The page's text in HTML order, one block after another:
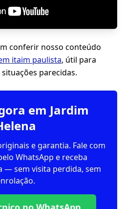
conferir nosso conteúdo
itaim paulista, útil para
parecidas.
em Jardim
e garantia. Fale com
WhatsApp e receba
— sem visita perdida, sem